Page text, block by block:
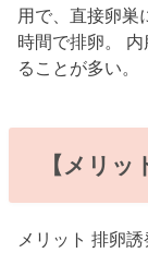
用で、直接卵巣
時間で排卵。
ることが多い。
【メリッ
メリット 排卵